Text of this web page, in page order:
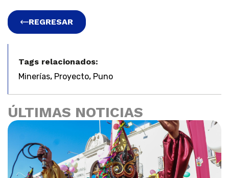
REGRESAR
Tags relacionados:
Minerías, Proyecto, Puno
ÚLTIMAS NOTICIAS